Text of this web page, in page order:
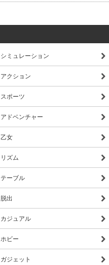
シミュレーション
アクション
スポーツ
アドベンチャー
乙女
リズム
テーブル
脱出
カジュアル
ホビー
ガジェット